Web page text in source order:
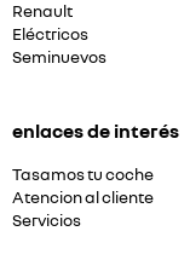
Renault
Eléctricos
Seminuevos
enlaces de interés
Tasamos tu coche
Atencion al cliente
Servicios